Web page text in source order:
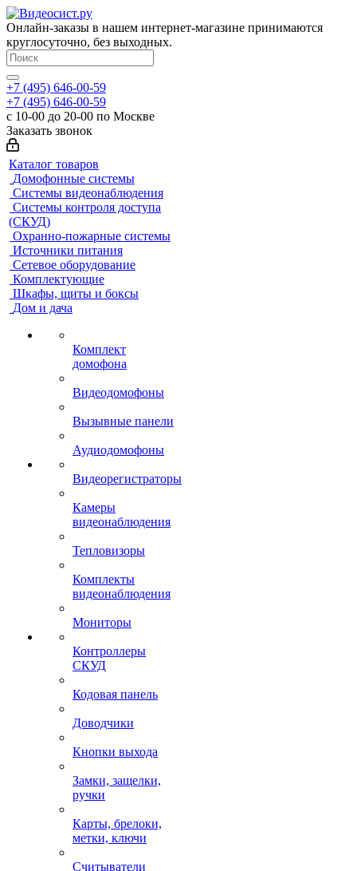
Онлайн-заказы в нашем интернет-магазине принимаются
круглосуточно, без выходных.
+7 (495) 646-00-59
+7 (495) 646-00-59
с 10-00 до 20-00 по Москве
Заказать звонок
Каталог товаров
Домофонные системы
Системы видеонаблюдения
Системы контроля доступа
(СКУД)
Охранно-пожарные системы
Источники питания
Сетевое оборудование
Комплектующие
Шкафы, щиты и боксы
Дом и дача
Комплект
домофона
Видеодомофоны
Вызывные панели
Аудиодомофоны
Видеорегистраторы
Камеры
видеонаблюдения
Тепловизоры
Комплекты
видеонаблюдения
Мониторы
Контроллеры
СКУД
Кодовая панель
Доводчики
Кнопки выхода
Замки, защелки,
ручки
Карты, брелоки,
метки, ключи
Считыватели